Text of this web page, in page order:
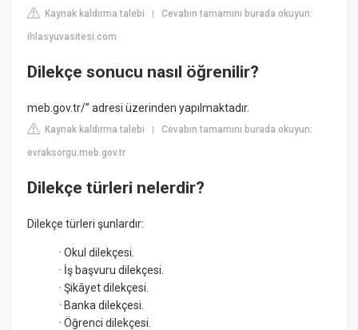
Kaynak kaldırma talebi |Cevabın tamamını burada okuyun:
ihlasyuvasitesi.com
Dilekçe sonucu nasıl öğrenilir?
meb.gov.tr/” adresi üzerinden yapılmaktadır.
Kaynak kaldırma talebi |Cevabın tamamını burada okuyun:
evraksorgu.meb.gov.tr
Dilekçe türleri nelerdir?
Dilekçe türleri şunlardır:
· Okul dilekçesi.
· İş başvuru dilekçesi.
· Şikâyet dilekçesi.
· Banka dilekçesi.
· Öğrenci dilekçesi.